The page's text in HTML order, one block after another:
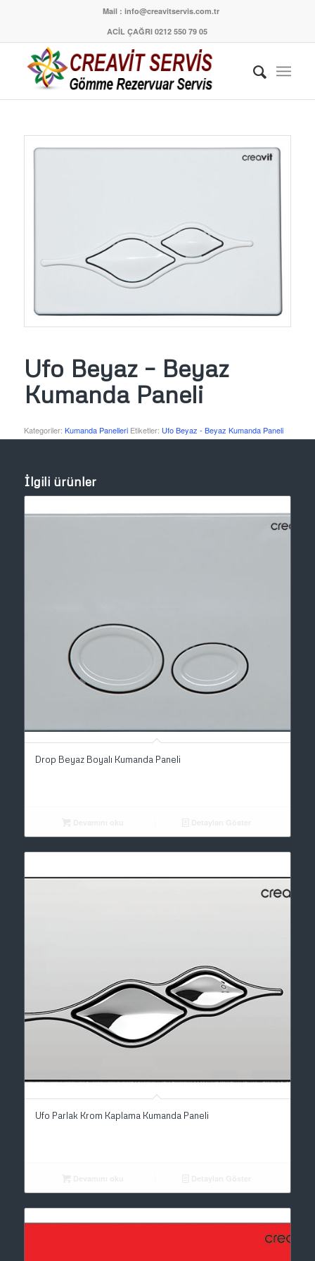
Mail : info@creavitservis.com.tr
ACİL ÇAĞRI 0212 550 79 05
Ufo Beyaz – Beyaz
Kumanda Paneli
Kategoriler: Kumanda Panelleri Etiketler: Ufo Beyaz - Beyaz Kumanda Paneli
İlgili ürünler
Drop Beyaz Boyalı Kumanda Paneli
Ufo Parlak Krom Kaplama Kumanda Paneli